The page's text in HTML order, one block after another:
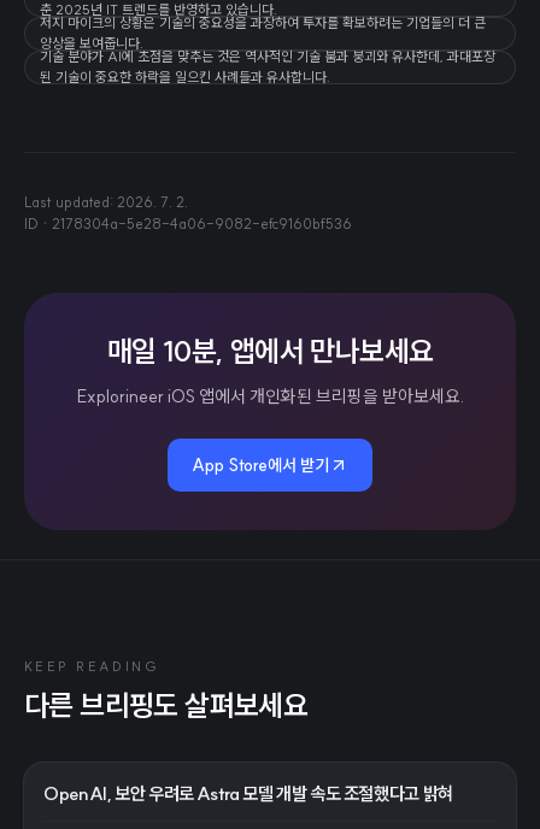
춘 2025년 IT 트렌드를 반영하고 있습니다.
저지 마이크의 상황은 기술의 중요성을 과장하여 투자를 확보하려는 기업들의 더 큰
양상을 보여줍니다.
기술 분야가 AI에 초점을 맞추는 것은 역사적인 기술 붐과 붕괴와 유사한데, 과대포장
된 기술이 중요한 하락을 일으킨 사례들과 유사합니다.
Last updated: 2026. 7. 2.
ID · 2178304a-5e28-4a06-9082-efc9160bf536
매일 10분, 앱에서 만나보세요
Explorineer iOS 앱에서 개인화된 브리핑을 받아보세요.
App Store에서 받기
KEEP READING
다른 브리핑도 살펴보세요
OpenAI, 보안 우려로 Astra 모델 개발 속도 조절했다고 밝혀